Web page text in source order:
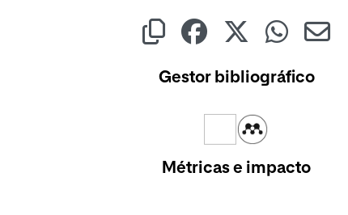
Gestor bibliográfico
Métricas e impacto